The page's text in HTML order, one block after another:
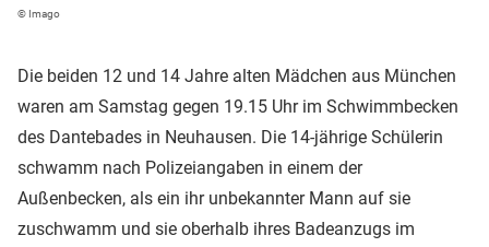
© Imago
Die beiden 12 und 14 Jahre alten Mädchen aus München
waren am Samstag gegen 19.15 Uhr im Schwimmbecken
des Dantebades in Neuhausen. Die 14-jährige Schülerin
schwamm nach Polizeiangaben in einem der
Außenbecken, als ein ihr unbekannter Mann auf sie
zuschwamm und sie oberhalb ihres Badeanzugs im